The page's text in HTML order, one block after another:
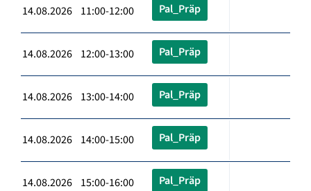
14.08.2026 11:00-12:00 Pal_Präp
14.08.2026 12:00-13:00 Pal_Präp
14.08.2026 13:00-14:00 Pal_Präp
14.08.2026 14:00-15:00 Pal_Präp
14.08.2026 15:00-16:00 Pal_Präp